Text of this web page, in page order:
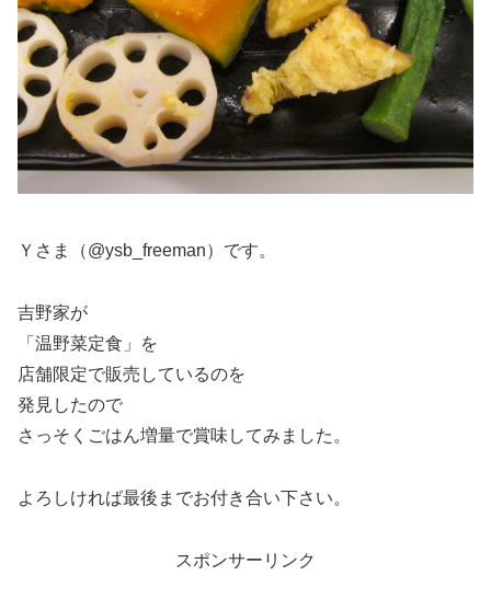
Ｙさま（@ysb_freeman）です。
吉野家が
「温野菜定食」を
店舗限定で販売しているのを
発見したので
さっそくごはん増量で賞味してみました。
よろしければ最後までお付き合い下さい。
スポンサーリンク